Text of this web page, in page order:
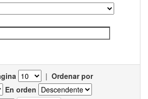
| Ordenar por
En orden